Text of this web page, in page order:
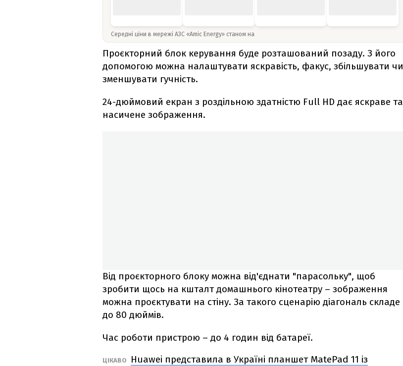
Середні ціни в мережі АЗС «Amic Energy» станом на
Проєкторний блок керування буде розташований позаду. З його
допомогою можна налаштувати яскравість, факус, збільшувати чи
зменшувати гучність.
24-дюймовий екран з роздільною здатністю Full HD дає яскраве та
насичене зображення.
Від проєкторного блоку можна від'єднати "парасольку", щоб
зробити щось на кшталт домашнього кінотеатру – зображення
можна проєктувати на стіну. За такого сценарію діагональ складе
до 80 дюймів.
Час роботи пристрою – до 4 годин від батареї.
ЦІКАВО
Huawei представила в Україні планшет MatePad 11 із